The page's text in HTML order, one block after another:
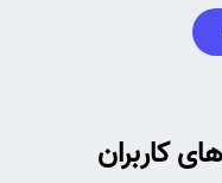
کاربران